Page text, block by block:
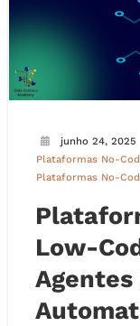
junho 24, 2025
Plataformas No-
Plataformas No-
Low-
Agentes